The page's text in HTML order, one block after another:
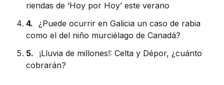
riendas de ‘Hoy por Hoy’ este verano
4. ¿Puede ocurrir en Galicia un caso de rabia
como el del niño murciélago de Canadá?
5.
¡Lluvia de millones!: Celta y Dépor, ¿cuánto
cobrarán?